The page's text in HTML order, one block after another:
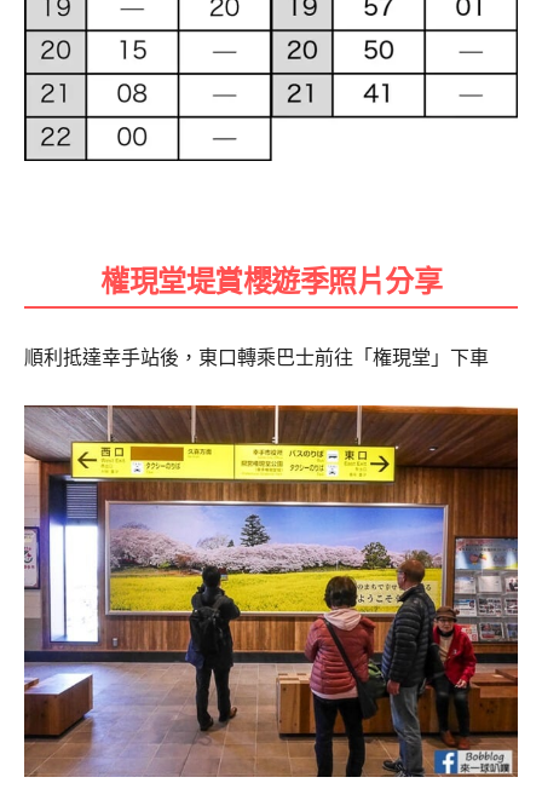
權現堂堤賞櫻遊季照片分享
順利抵達幸手站後，東口轉乘巴士前往「権現堂」下車